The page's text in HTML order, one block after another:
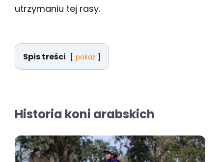
utrzymaniu tej rasy.
Spis treści pokaż
Historia koni arabskich